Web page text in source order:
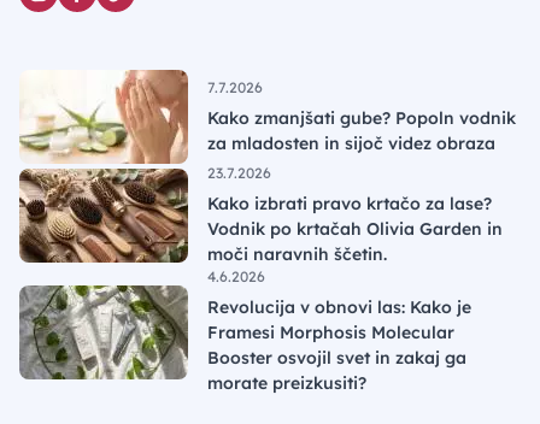
7.7.2026
Kako zmanjšati gube? Popoln vodnik
za mladosten in sijoč videz obraza
23.7.2026
Kako izbrati pravo krtačo za lase?
Vodnik po krtačah Olivia Garden in
moči naravnih ščetin.
4.6.2026
Revolucija v obnovi las: Kako je
Framesi Morphosis Molecular
Booster osvojil svet in zakaj ga
morate preizkusiti?